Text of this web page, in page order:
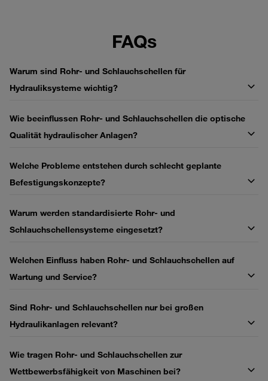
FAQs
Warum sind Rohr‑ und Schlauchschellen für
Hydrauliksysteme wichtig?
Wie beeinflussen Rohr‑ und Schlauchschellen die optische
Qualität hydraulischer Anlagen?
Welche Probleme entstehen durch schlecht geplante
Befestigungskonzepte?
Warum werden standardisierte Rohr‑ und
Schlauchschellensysteme eingesetzt?
Welchen Einfluss haben Rohr‑ und Schlauchschellen auf
Wartung und Service?
Sind Rohr‑ und Schlauchschellen nur bei großen
Hydraulikanlagen relevant?
Wie tragen Rohr‑ und Schlauchschellen zur
Wettbewerbsfähigkeit von Maschinen bei?